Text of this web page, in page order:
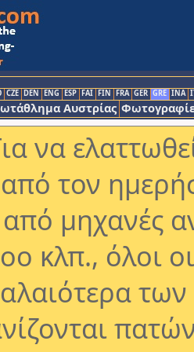
CZE DEN ENG ESP FAI FIN FRA GER GRE INA
Αυστρίας
να
τον
μηχανές
κλπ., όλοι